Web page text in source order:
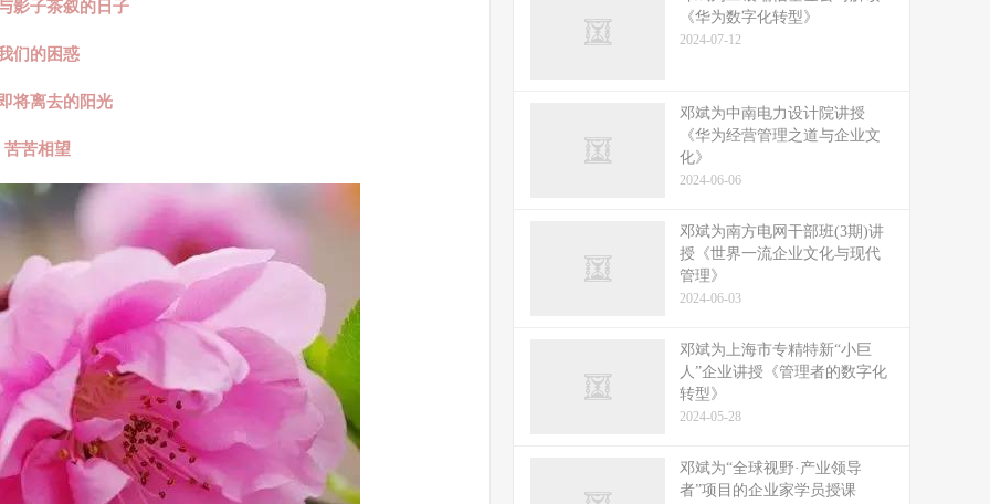
影子茶叙的日子
们的困惑
将离去的阳光
苦苦相望
《华为数字化转型》
2024-07-12
邓斌为中南电力设计院讲授
《华为经营管理之道与企业文
化》
2024-06-06
邓斌为南方电网干部班(3期)讲
授《世界一流企业文化与现代
管理》
2024-06-03
邓斌为上海市专精特新“小巨
人”企业讲授《管理者的数字化
转型》
2024-05-28
邓斌为“全球视野·产业领导
者”项目的企业家学员授课